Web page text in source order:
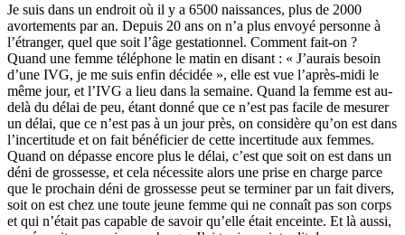
Je suis dans un endroit où il y a 6500 naissances, plus de 2000
avortements par an. Depuis 20 ans on n’a plus envoyé personne à
l’étranger, quel que soit l’âge gestationnel. Comment fait-on ?
Quand une femme téléphone le matin en disant : « J’aurais besoin
d’une IVG, je me suis enfin décidée », elle est vue l’après-midi le
même jour, et l’IVG a lieu dans la semaine. Quand la femme est au-
delà du délai de peu, étant donné que ce n’est pas facile de mesurer
un délai, que ce n’est pas à un jour près, on considère qu’on est dans
l’incertitude et on fait bénéficier de cette incertitude aux femmes.
Quand on dépasse encore plus le délai, c’est que soit on est dans un
déni de grossesse, et cela nécessite alors une prise en charge parce
que le prochain déni de grossesse peut se terminer par un fait divers,
soit on est chez une toute jeune femme qui ne connaît pas son corps
et qui n’était pas capable de savoir qu’elle était enceinte. Et là aussi,